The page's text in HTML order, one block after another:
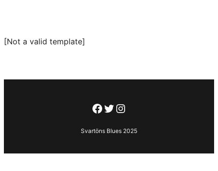
[Not a valid template]
Facebook
Twitter
Instagram
Svartöns Blues 2025